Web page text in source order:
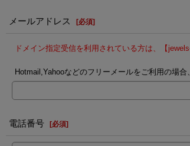
メールアドレス 必須
ドメイン指定受信を利用されている方は、【
Hotmail,Yahooなどのフリーメールをご利用の場
電話番号 必須